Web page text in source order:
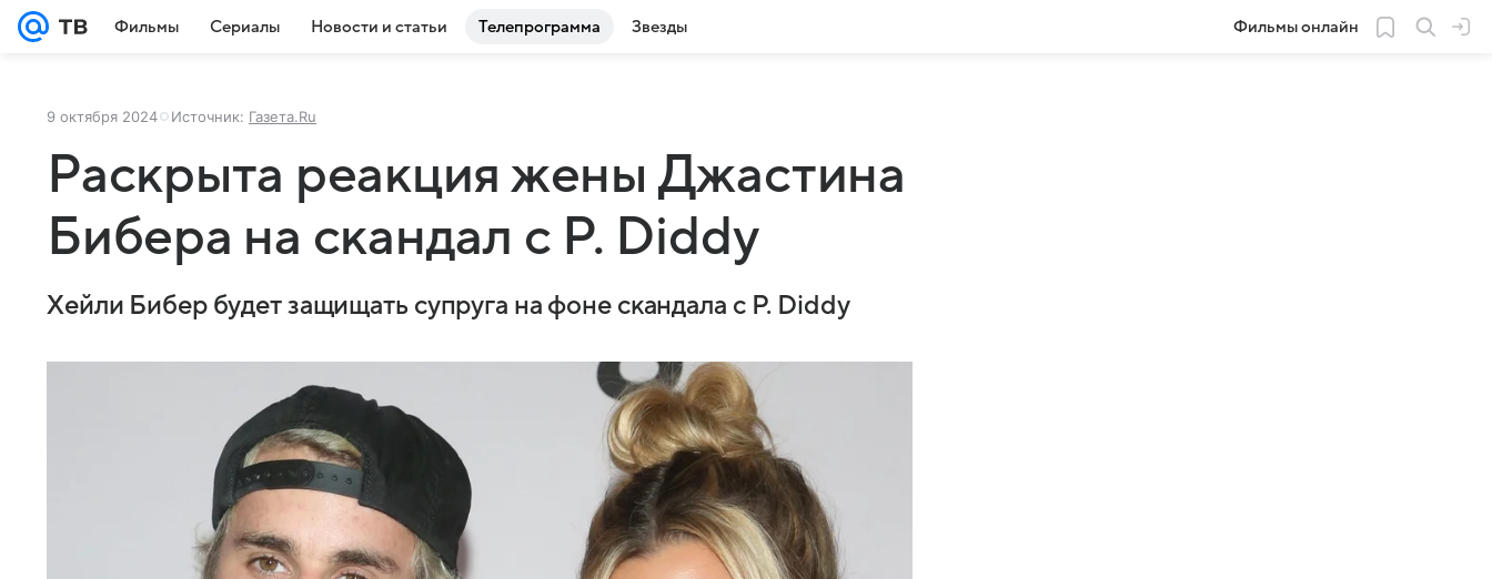
Фильмы Сериалы Новости и статьи Телепрограмма Звезды Фильмы онлайн
9 октября 2024 Источник: Газета.Ru
Раскрыта реакция жены Джастина
Бибера на скандал с P. Diddy
Хейли Бибер будет защищать супруга на фоне скандала с P. Diddy